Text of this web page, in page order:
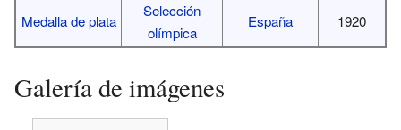
Medalla de plata
Selección
olímpica
España 1920
Galería de imágenes